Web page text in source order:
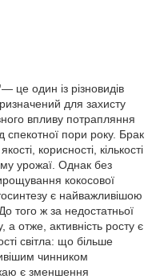
— це один із різновидів
для захисту
впливу потрапляння
спекотної пори року. Брак
корисності, кількості
урожаї. Однак без
кокосової
є найважливішою
того ж за недостатньої
а отже, активність росту є
світла: що більше
чинником
є зменшення